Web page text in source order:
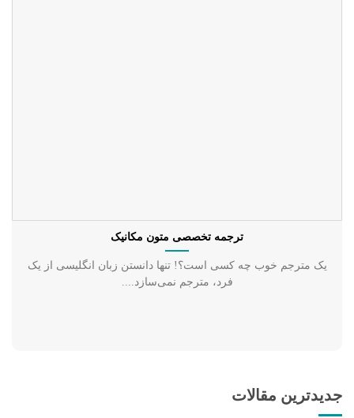
جدیدترین مقالات
ترجمه تخصصی متون مکانیک
یک مترجم خوب چه کسی است؟! تنها دانستن زبان انگلیسی از یک
فرد، مترجم نمی‌سازد....